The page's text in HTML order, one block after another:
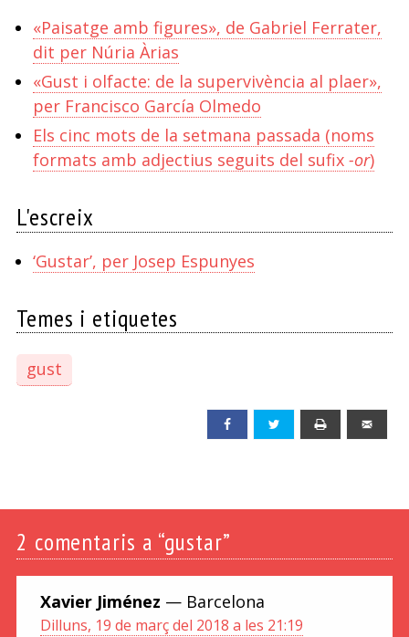
«Paisatge amb figures», de Gabriel Ferrater,
dit per Núria Àrias
«Gust i olfacte: de la supervivència al plaer»,
per Francisco García Olmedo
Els cinc mots de la setmana passada (noms
formats amb adjectius seguits del sufix -or)
L'escreix
‘Gustar’, per Josep Espunyes
Temes i etiquetes
gust
Facebook Twitter
2 comentaris a “gustar”
Xavier Jiménez — Barcelona
Dilluns, 19 de març del 2018 a les 21:19